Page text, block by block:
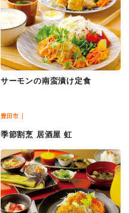
サーモンの南蛮漬け定食
豊田市
季節割烹 居酒屋 虹